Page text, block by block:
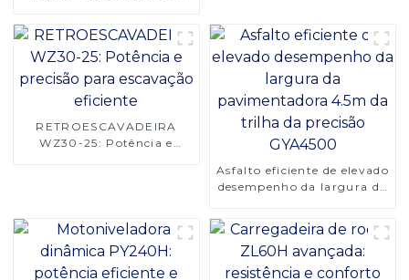
RETROESCAVADEIRA
WZ30-25: Potência e
Asfalto eficiente de elevado
desempenho da largura da
GYA4500